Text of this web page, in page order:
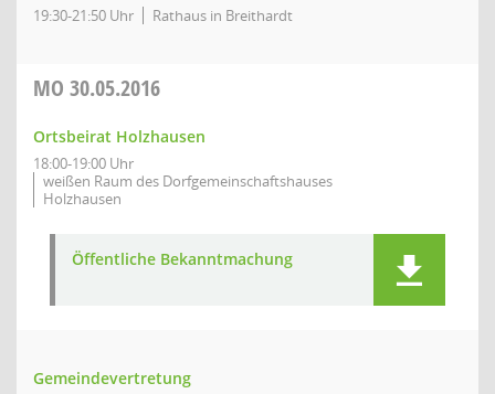
19:30-21:50 Uhr Rathaus in Breithardt
MO 30.05.2016
Ortsbeirat Holzhausen
18:00-19:00 Uhr
weißen Raum des Dorfgemeinschaftshauses
Holzhausen
Öffentliche Bekanntmachung
Gemeindevertretung